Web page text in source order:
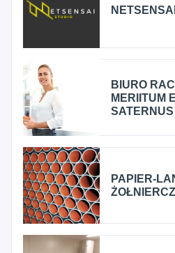
BIURO
MERIITUM
SATERNUS
PAPIER-